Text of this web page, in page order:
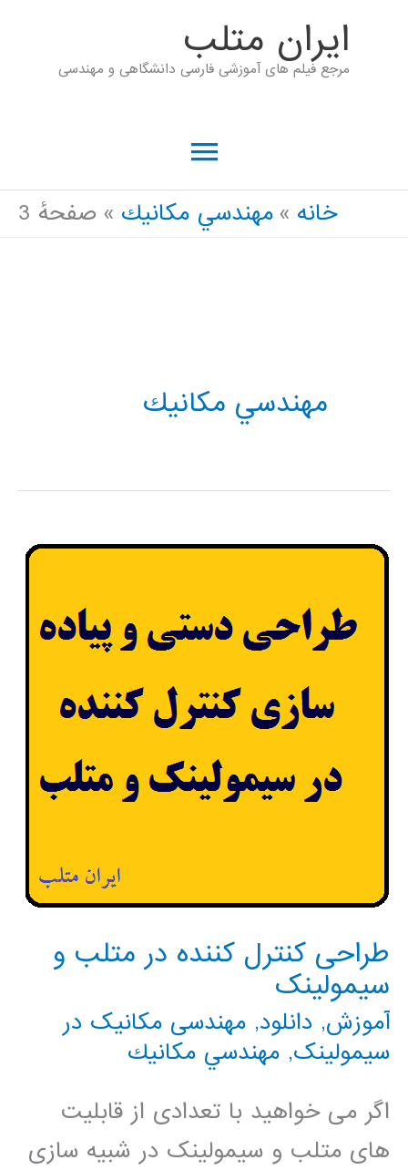
ايران متلب
مرجع فیلم های آموزشی فارسی دانشگاهی و مهندسی
فهرست
اصلی
خانه مهندسي مكانيك صفحهٔ 3
مهندسي مكانيك
طراحی کنترل کننده در متلب و
سیمولینک
آموزش, دانلود, مهندسی مکانیک در
سیمولینک, مهندسي مكانيك
اگر می خواهید با تعدادی از قابلیت
های متلب و سیمولینک در شبیه سازی